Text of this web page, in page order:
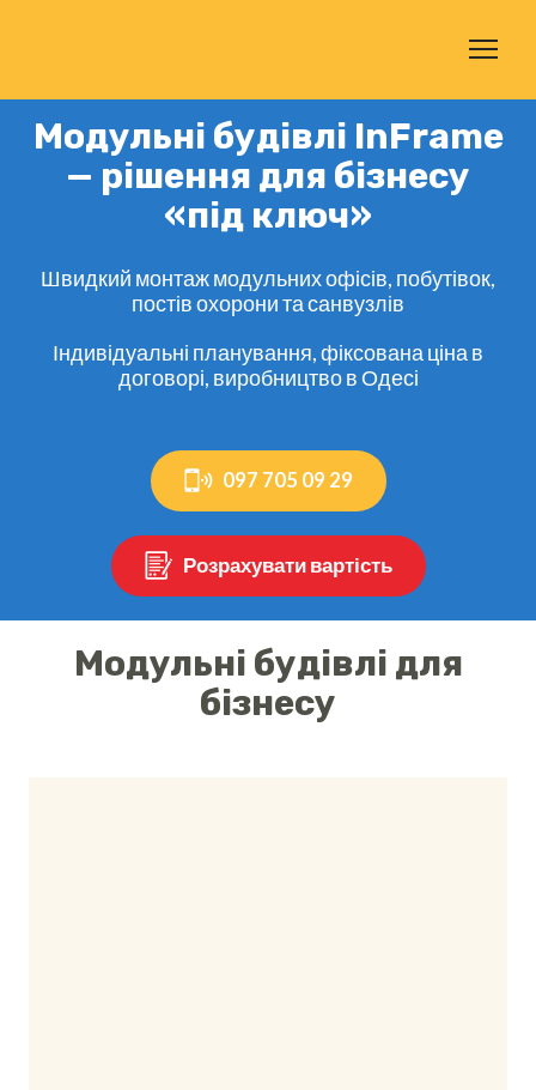
Модульні будівлі InFrame
— рішення для бізнесу
«під ключ»
Швидкий монтаж модульних офісів, побутівок,
постів охорони та санвузлів
Індивідуальні планування, фіксована ціна в
договорі, виробництво в Одесі
097 705 09 29
Розрахувати вартість
Модульні будівлі для
бізнесу